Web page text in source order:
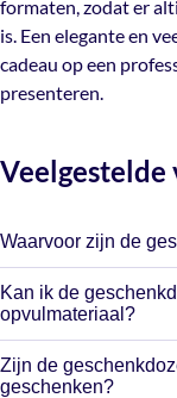
formaten, zodat er
is. Een elegante en
cadeau op een
presenteren.
Veelgestelde
Waarvoor zijn de
De geschenkdozen
relatiegeschenken,
Kan ik de
opvulmateriaal?
Ja, de
houtwol, sizzlepak,
Zijn de
geschenken?